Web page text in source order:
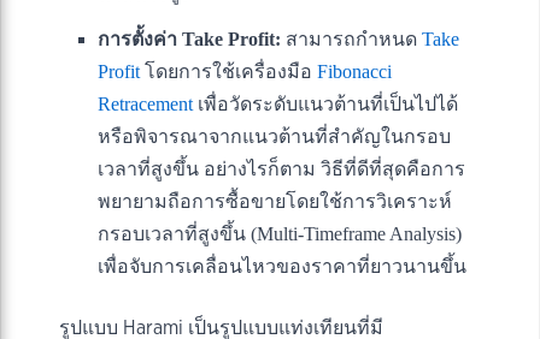
การตั้งค่า Take Profit: สามารถกำหนด Take
Profit โดยการใช้เครื่องมือ Fibonacci
Retracement เพื่อวัดระดับแนวต้านที่เป็นไปได้
หรือพิจารณาจากแนวต้านที่สำคัญในกรอบ
เวลาที่สูงขึ้น อย่างไรก็ตาม วิธีที่ดีที่สุดคือการ
พยายามถือการซื้อขายโดยใช้การวิเคราะห์
กรอบเวลาที่สูงขึ้น (Multi-Timeframe Analysis)
เพื่อจับการเคลื่อนไหวของราคาที่ยาวนานขึ้น
รูปแบบ Harami เป็นรูปแบบแท่งเทียนที่มี